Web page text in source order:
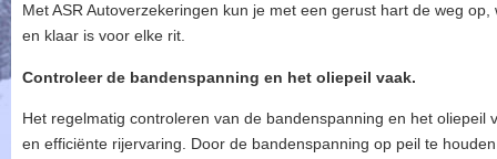
Met ASR Autoverzekeringen kun je met een gerust hart de weg
en klaar is voor elke rit.
Controleer de bandenspanning en het oliepeil vaak.
Het regelmatig controleren van de bandenspanning en het oliepeil
en efficiënte rijervaring. Door de bandenspanning op peil te